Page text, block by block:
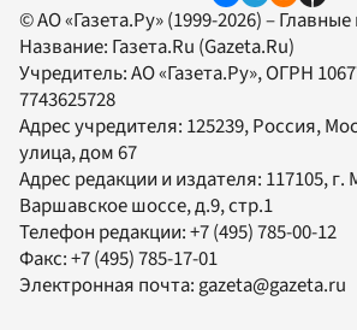
© АО «Газета.Ру» (1999-2026) –
Название: Газета.Ru (Gazeta.Ru)
Учредитель:АО «Газета.Ру», ОГРН
7743625728
Адрес учредителя: 125239, Россия,
улица, дом 67
Адрес редакции и издателя: 117105, г.
Варшавское шоссе, д.9, стр.1
Телефон редакции:+7 (495) 785-00-12
Факс:+7 (495) 785-17-01
Электронная почта: gazeta@gazeta.ru